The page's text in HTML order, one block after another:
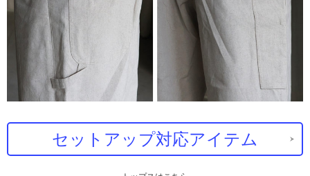
セットアップ対応アイテム